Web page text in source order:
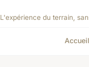
L'expérience du terrain,
Accueil